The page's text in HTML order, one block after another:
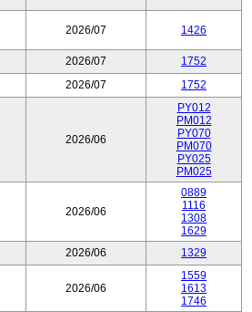
2026/07 1426
2026/07
1752
2026/07 1752
2026/06
PY012
PM012
PY070
PM070
PY025
PM025
2026/06
0889
1116
1308
1629
2026/06 1329
2026/06
1559
1613
1746